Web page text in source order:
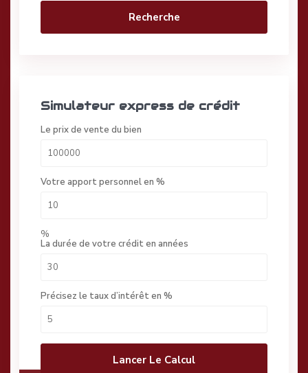
Recherche
Simulateur express de crédit
Le prix de vente du bien
Votre apport personnel en %
%
La durée de votre crédit en années
Précisez le taux d’intérêt en %
Lancer Le Calcul